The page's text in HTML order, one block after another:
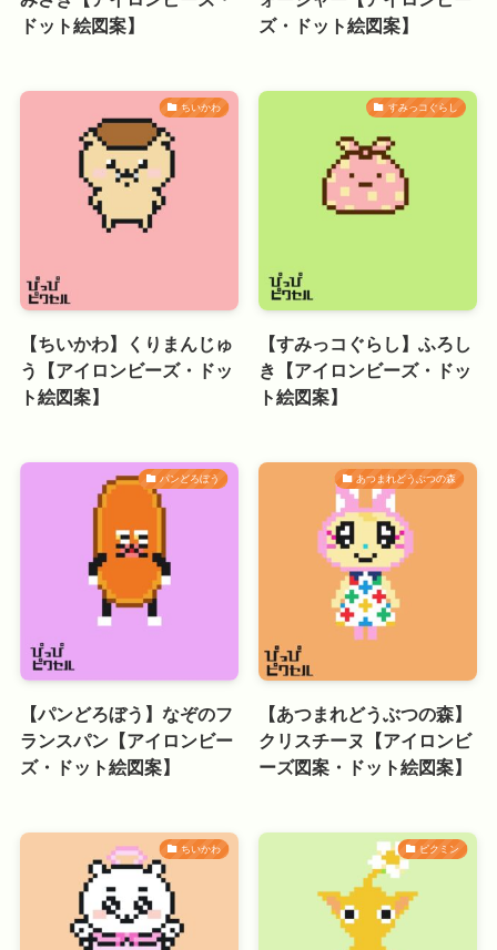
ドット絵図案】
ズ・ドット絵図案】
ちいかわ
【ちいかわ】くりまんじゅ
う【アイロンビーズ・ドッ
ト絵図案】
すみっコぐらし
【すみっコぐらし】ふろし
き【アイロンビーズ・ドッ
ト絵図案】
パンどろぼう
【パンどろぼう】なぞのフ
ランスパン【アイロンビー
ズ・ドット絵図案】
あつまれどうぶつの森
【あつまれどうぶつの森】
クリスチーヌ【アイロンビ
ーズ図案・ドット絵図案】
ちいかわ ピクミン